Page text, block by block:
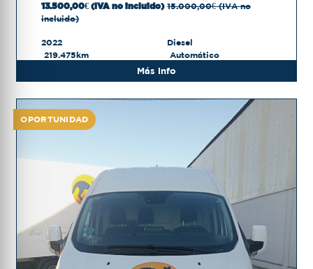
13.500,00€ (IVA no incluido) 15.000,00€ (IVA no
incluido)
2022
Diesel
219.475km
Automático
Más info
OPORTUNIDAD